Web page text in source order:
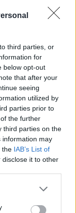
third parties, or
for
below opt-out
that after your
seeing
utilized by
parties prior to
the further
third parties on the
information may
the IAB’s List of
it to other
or more Google
You may click to
Οι
ψηλά και
καλύτερο
που
εκείνη
το
Ζαμπέτογλου
είπαν το